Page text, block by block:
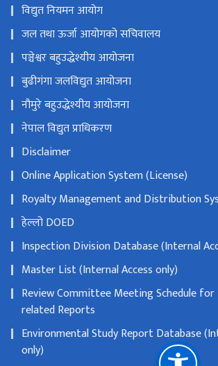
विद्युत नियमन आयोग
जल तथा ऊर्जा आयोगको सचिवालय
पञ्चेश्वर बहुउद्धेश्यीय आयोजना
बुढीगंगा जलविद्युत आयोजना
नौमुरे बहुउद्धेश्यीय आयोजना
नेपाल विद्युत प्राधिकरण
Disclaimer
Online Application System (License)
Royalty Management and Distribution
हेल्लो DOED
Inspection Division Database (Internal
Master List (Internal Access only)
Review Committee Meeting Schedule
related Reports
Environmental Study Report Database
only)